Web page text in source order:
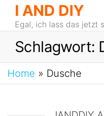
I AND DIY
Egal, ich lass das jetzt
Schlagwort:
Home » Dusche